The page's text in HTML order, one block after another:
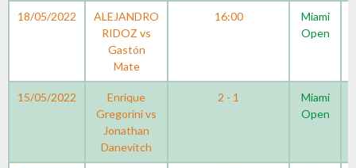
18/05/2022
ALEJANDRO
RIDOZ vs
Gastón
Mate
16:00
Miami
Open
15/05/2022
Enrique
Gregorini vs
Jonathan
Danevitch
2 - 1
Miami
Open